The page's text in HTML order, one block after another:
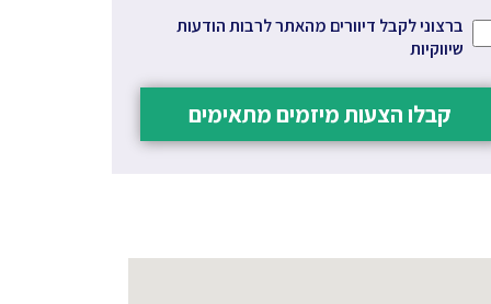
ברצוני לקבל דיוורים מהאתר לרבות הודעות
שיווקיות
קבלו הצעות מיזמים מתאימים